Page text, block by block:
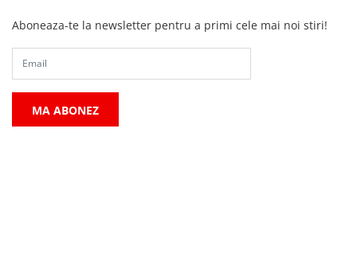
Aboneaza-te la newsletter pentru a primi cele mai noi stiri!
MA ABONEZ